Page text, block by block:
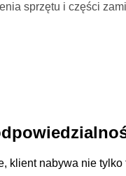
sprzętu i części
klient nabywa nie